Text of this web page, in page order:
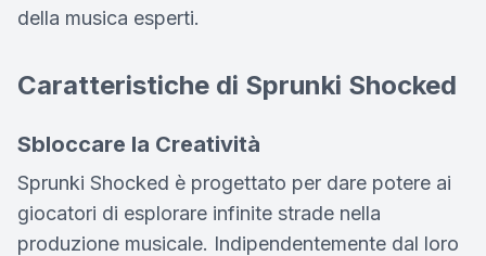
della musica esperti.
Caratteristiche di Sprunki Shocked
Sbloccare la Creatività
Sprunki Shocked è progettato per dare potere ai
giocatori di esplorare infinite strade nella
produzione musicale. Indipendentemente dal loro